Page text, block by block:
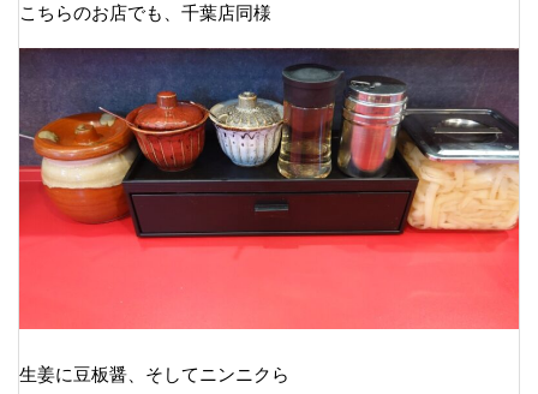
こちらのお店でも、千葉店同様
生姜に豆板醤、そしてニンニクら